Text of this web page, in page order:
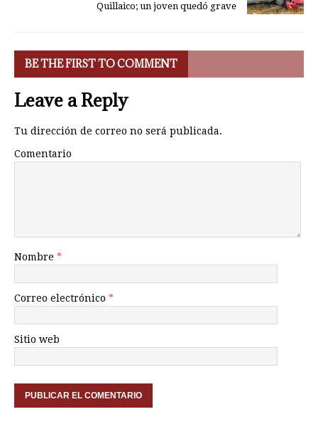
Quillaico; un joven quedó grave
BE THE FIRST TO COMMENT
Leave a Reply
Tu dirección de correo no será publicada.
Comentario
Nombre *
Correo electrónico *
Sitio web